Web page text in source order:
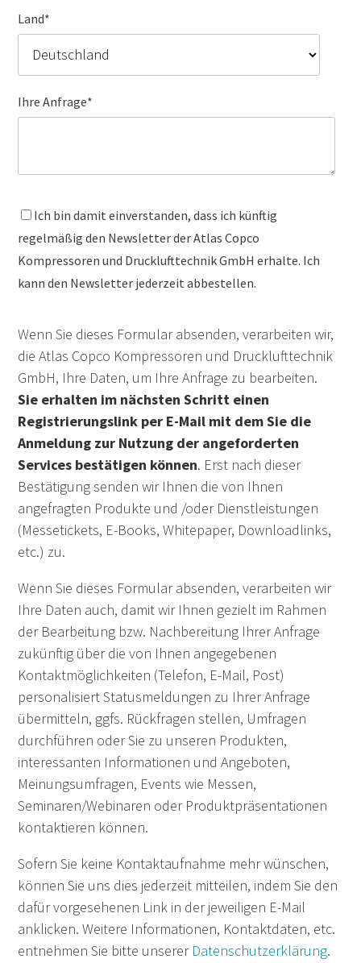
Land*
Ihre Anfrage*
Ich bin damit einverstanden, dass ich künftig
regelmäßig den Newsletter der Atlas Copco
Kompressoren und Drucklufttechnik GmbH erhalte. Ich
kann den Newsletter jederzeit abbestellen.
Wenn Sie dieses Formular absenden, verarbeiten wir,
die Atlas Copco Kompressoren und Drucklufttechnik
GmbH, Ihre Daten, um Ihre Anfrage zu bearbeiten.
Sie erhalten im nächsten Schritt einen
Registrierungslink per E-Mail mit dem Sie die
Anmeldung zur Nutzung der angeforderten
Services bestätigen können. Erst nach dieser
Bestätigung senden wir Ihnen die von Ihnen
angefragten Produkte und /oder Dienstleistungen
(Messetickets, E-Books, Whitepaper, Downloadlinks,
etc.) zu.
Wenn Sie dieses Formular absenden, verarbeiten wir
Ihre Daten auch, damit wir Ihnen gezielt im Rahmen
der Bearbeitung bzw. Nachbereitung Ihrer Anfrage
zukünftig über die von Ihnen angegebenen
Kontaktmöglichkeiten (Telefon, E-Mail, Post)
personalisiert Statusmeldungen zu Ihrer Anfrage
übermitteln, ggfs. Rückfragen stellen, Umfragen
durchführen oder Sie zu unseren Produkten,
interessanten Informationen und Angeboten,
Meinungsumfragen, Events wie Messen,
Seminaren/Webinaren oder Produktpräsentationen
kontaktieren können.
Sofern Sie keine Kontaktaufnahme mehr wünschen,
können Sie uns dies jederzeit mitteilen, indem Sie den
dafür vorgesehenen Link in der jeweiligen E-Mail
anklicken. Weitere Informationen, Kontaktdaten, etc.
entnehmen Sie bitte unserer Datenschutzerklärung.